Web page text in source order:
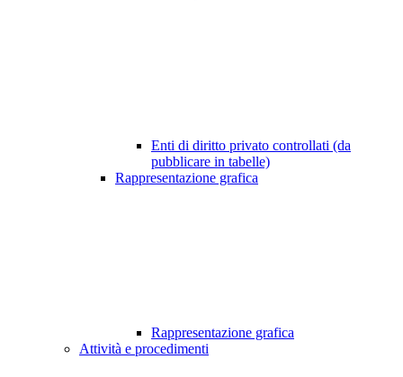
Enti di diritto privato controllati (da
pubblicare in tabelle)
Rappresentazione grafica
Rappresentazione grafica
Attività e procedimenti